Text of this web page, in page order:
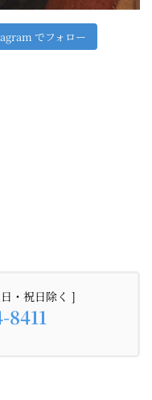
でフォロー
・祝日除く ]